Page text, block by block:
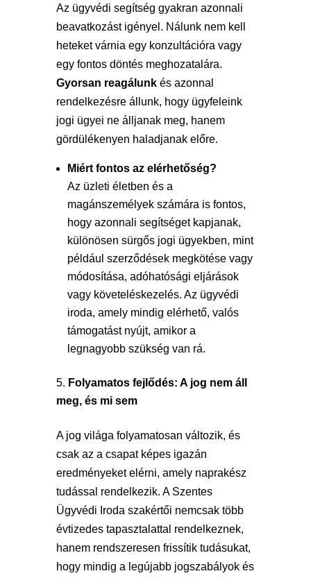
Az ügyvédi segítség gyakran azonnali
beavatkozást igényel. Nálunk nem kell
heteket várnia egy konzultációra vagy
egy fontos döntés meghozatalára.
Gyorsan reagálunkés azonnal
rendelkezésre állunk, hogy ügyfeleink
jogi ügyei ne álljanak meg, hanem
gördülékenyen haladjanak előre.
Miért fontos az elérhetőség?
Az üzleti életben és a
magánszemélyek számára is fontos,
hogy azonnali segítséget kapjanak,
különösen sürgős jogi ügyekben, mint
például szerződések megkötése vagy
módosítása, adóhatósági eljárások
vagy követeléskezelés. Az ügyvédi
iroda, amely mindig elérhető, valós
támogatást nyújt, amikor a
legnagyobb szükség van rá.
Folyamatos fejlődés: A jog nem áll
meg, és mi sem
A jog világa folyamatosan változik, és
csak az a csapat képes igazán
eredményeket elérni, amely naprakész
tudással rendelkezik. A Szentes
Ügyvédi Iroda szakértői nemcsak több
évtizedes tapasztalattal rendelkeznek,
hanem rendszeresen frissítik tudásukat,
hogy mindig a legújabb jogszabályok és